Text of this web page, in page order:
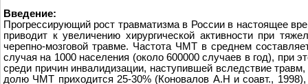
Введение:
Прогрессирующий рост травматизма в России в настоящее
приводит к увеличению хирургической активности при
черепно-мозговой травме. Частота ЧМТ в среднем
случая на 1000 населения (около 600000 случаев в год), при
среди причин инвалидизации, наступившей вследствие травм,
долю ЧМТ приходится 25-30% (Коновалов А.Н и соавт., 1998),